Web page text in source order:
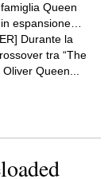
Queen
espansione…
Durante la
tra “The
Queen...